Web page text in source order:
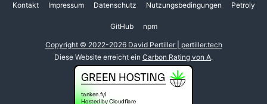
Kontakt Impressum Datenschutz Nutzungsbedingungen Petroly
GitHub npm
Copyright © 2022-2026 David Pertiller | pertiller.tech
Diese Website erreicht ein Carbon Rating von A.